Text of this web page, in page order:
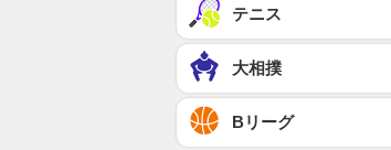
テニス
大相撲
Bリーグ